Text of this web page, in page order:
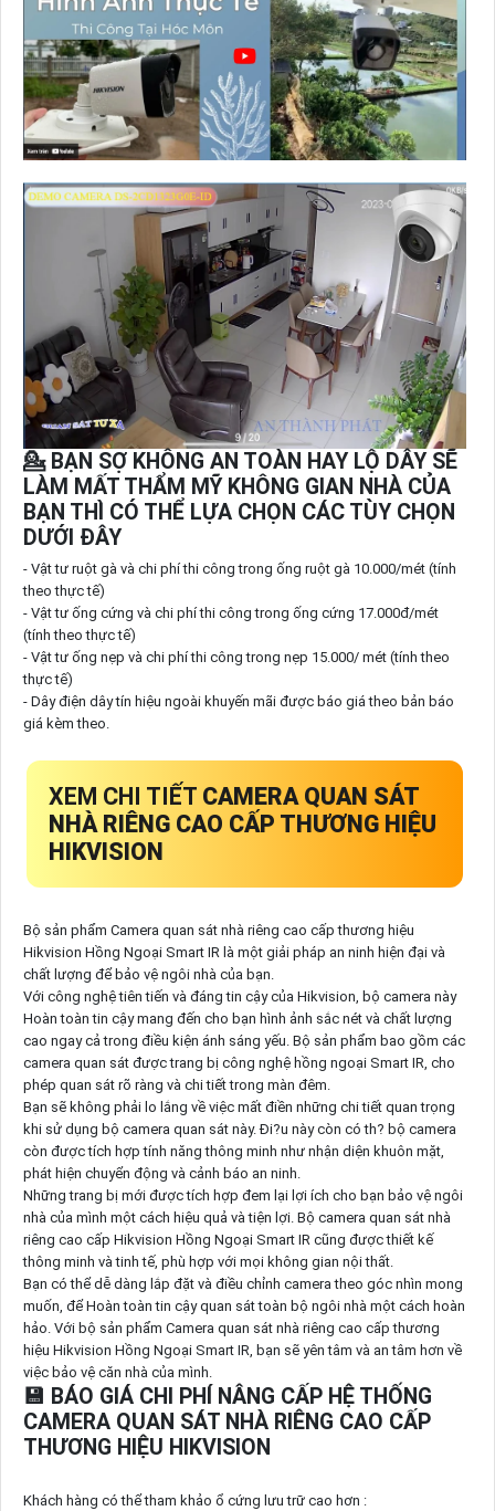
💁 BẠN SỢ KHÔNG AN TOÀN HAY LỘ DÂY SẼ
LÀM MẤT THẨM MỸ KHÔNG GIAN NHÀ CỦA
BẠN THÌ CÓ THỂ LỰA CHỌN CÁC TÙY CHỌN
DƯỚI ĐÂY
- Vật tư ruột gà và chi phí thi công trong ống ruột gà 10.000/mét (tính
theo thực tế)
- Vật tư ống cứng và chi phí thi công trong ống cứng 17.000đ/mét
(tính theo thực tế)
- Vật tư ống nẹp và chi phí thi công trong nẹp 15.000/ mét (tính theo
thực tế)
- Dây điện dây tín hiệu ngoài khuyến mãi được báo giá theo bản báo
giá kèm theo.
XEM CHI TIẾT CAMERA QUAN SÁT
NHÀ RIÊNG CAO CẤP THƯƠNG HIỆU
HIKVISION
Bộ sản phẩm Camera quan sát nhà riêng cao cấp thương hiệu
Hikvision Hồng Ngoại Smart IR là một giải pháp an ninh hiện đại và
chất lượng để bảo vệ ngôi nhà của bạn.
Với công nghệ tiên tiến và đáng tin cậy của Hikvision, bộ camera này
Hoàn toàn tin cậy mang đến cho bạn hình ảnh sắc nét và chất lượng
cao ngay cả trong điều kiện ánh sáng yếu. Bộ sản phẩm bao gồm các
camera quan sát được trang bị công nghệ hồng ngoại Smart IR, cho
phép quan sát rõ ràng và chi tiết trong màn đêm.
Bạn sẽ không phải lo lắng về việc mất điền những chi tiết quan trọng
khi sử dụng bộ camera quan sát này. Ði?u này còn có th? bộ camera
còn được tích hợp tính năng thông minh như nhận diện khuôn mặt,
phát hiện chuyển động và cảnh báo an ninh.
Những trang bị mới được tích hợp đem lại lợi ích cho bạn bảo vệ ngôi
nhà của mình một cách hiệu quả và tiện lợi. Bộ camera quan sát nhà
riêng cao cấp Hikvision Hồng Ngoại Smart IR cũng được thiết kế
thông minh và tinh tế, phù hợp với mọi không gian nội thất.
Bạn có thể dễ dàng lắp đặt và điều chỉnh camera theo góc nhìn mong
muốn, để Hoàn toàn tin cậy quan sát toàn bộ ngôi nhà một cách hoàn
hảo. Với bộ sản phẩm Camera quan sát nhà riêng cao cấp thương
hiệu Hikvision Hồng Ngoại Smart IR, bạn sẽ yên tâm và an tâm hơn về
việc bảo vệ căn nhà của mình.
💾 BÁO GIÁ CHI PHÍ NÂNG CẤP HỆ THỐNG
CAMERA QUAN SÁT NHÀ RIÊNG CAO CẤP
THƯƠNG HIỆU HIKVISION
Khách hàng có thể tham khảo ổ cứng lưu trữ cao hơn :